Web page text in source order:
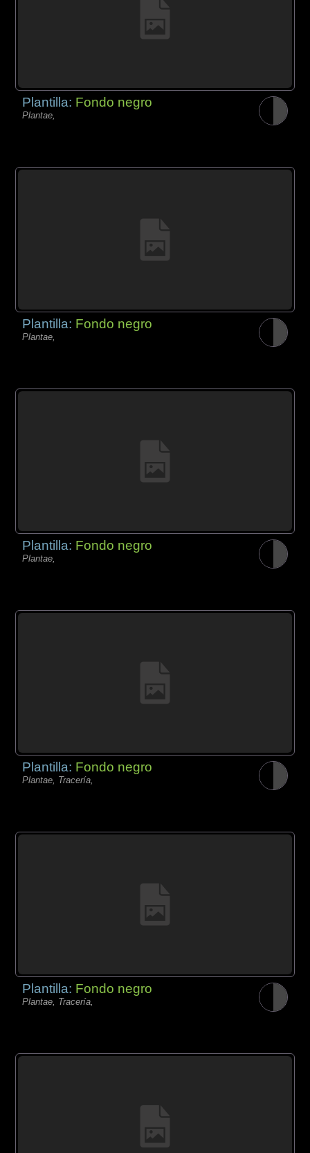
Plantilla: Fondo negro
Plantae,
Plantilla: Fondo negro
Plantae,
Plantilla: Fondo negro
Plantae,
Plantilla: Fondo negro
Plantae, Tracería,
Plantilla: Fondo negro
Plantae, Tracería,